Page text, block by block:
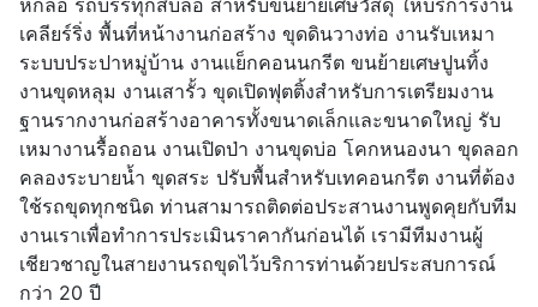
หกล้อ รถบรรทุกสิบล้อ สำหรับขนย้ายเศษวัสดุ ให้บริการงาน
เคลียร์ริ่ง พื้นที่หน้างานก่อสร้าง ขุดดินวางท่อ งานรับเหมา
ระบบประปาหมู่บ้าน งานแย็กคอนนกรีต ขนย้ายเศษปูนทิ้ง
งานขุดหลุม งานเสารั้ว ขุดเปิดฟุตติ้งสำหรับการเตรียมงาน
ฐานรากงานก่อสร้างอาคารทั้งขนาดเล็กและขนาดใหญ่ รับ
เหมางานรื้อถอน งานเปิดป่า งานขุดบ่อ โคกหนองนา ขุดลอก
คลองระบายน้ำ ขุดสระ ปรับพื้นสำหรับเทคอนกรีต งานที่ต้อง
ใช้รถขุดทุกชนิด ท่านสามารถติดต่อประสานงานพูดคุยกับทีม
งานเราเพื่อทำการประเมินราคากันก่อนได้ เรามีทีมงานผู้
เชียวชาญในสายงานรถขุดไว้บริการท่านด้วยประสบการณ์
กว่า 20 ปี